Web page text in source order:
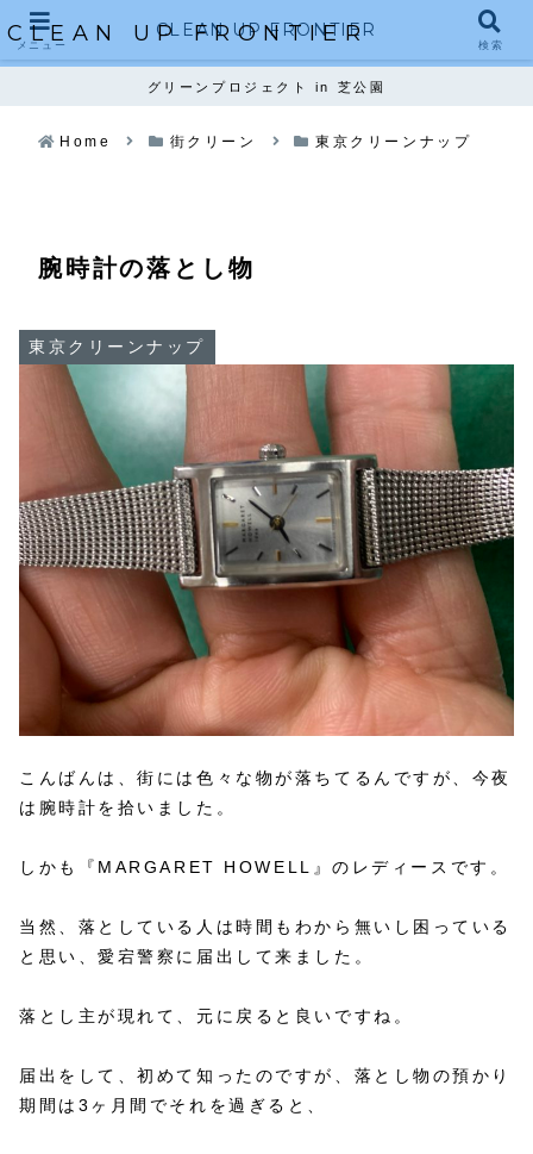
CLEAN UP FRONTIER
グリーンプロジェクト in 芝公園
Home 街クリーン 東京クリーンナップ
腕時計の落とし物
東京クリーンナップ
こんばんは、街には色々な物が落ちてるんですが、今夜
は腕時計を拾いました。
しかも『MARGARET HOWELL』のレディースです。
当然、落としている人は時間もわから無いし困っている
と思い、愛宕警察に届出して来ました。
落とし主が現れて、元に戻ると良いですね。
届出をして、初めて知ったのですが、落とし物の預かり
期間は3ヶ月間でそれを過ぎると、
メニュー
CLEAN UP FRONTIER
検索